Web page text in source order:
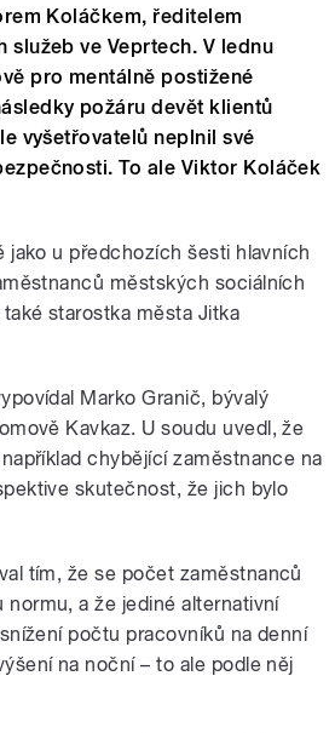
Koláčkem, ředitelem
služeb ve Veprtech. V lednu
pro mentálně postižené
požáru devět klientů
vyšetřovatelů neplnil své
To ale Viktor Koláček
jako u předchozích šesti hlavních
městských sociálních
starostka města Jitka
Marko Granič, bývalý
Kavkaz. U soudu uvedl, že
chybějící zaměstnance na
skutečnost, že jich bylo
tím, že se počet zaměstnanců
normu, a že jediné alternativní
počtu pracovníků na denní
na noční – to ale podle něj